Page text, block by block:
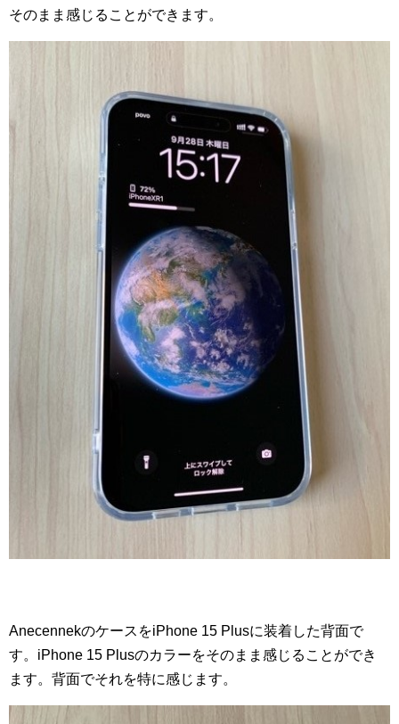
そのまま感じることができます。
AnecennekのケースをiPhone 15 Plusに装着した背面で
す。iPhone 15 Plusのカラーをそのまま感じることができ
ます。背面でそれを特に感じます。